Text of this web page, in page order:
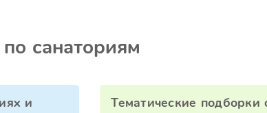
санаториям
и
Тематические подборки